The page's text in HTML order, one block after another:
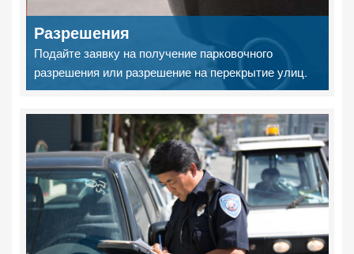
Разрешения
Подайте заявку на получение парковочного
разрешения или разрешение на перекрытие улиц.